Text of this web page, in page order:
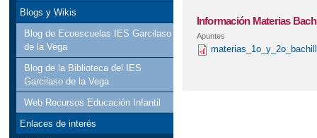
Blogs y Wikis
Blog de Ecoescuelas IES Garcilaso
de la Vega
Blog de la Biblioteca del IES
Garcilaso de la Vega
Web Recursos Educación Infantil
Enlaces de interés
Información Materias
Apuntes